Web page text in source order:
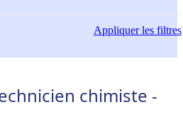
Appliquerles filtres
chimiste -